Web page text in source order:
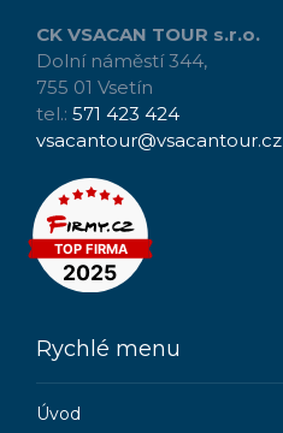
CK VSACAN TOUR s.r.o.
Dolní náměstí 344,
755 01 Vsetín
tel.: 571 423 424
vsacantour@vsacantour.cz
Rychlé menu
Úvod